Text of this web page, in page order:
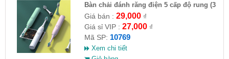
Bàn chải đánh răng điện 5 cấp độ rung (3
đầu chải thay thế)
Giá bán : 29,000₫
Giá sỉ VIP : 27,000₫
Mã SP: 10769
Xem chi tiết